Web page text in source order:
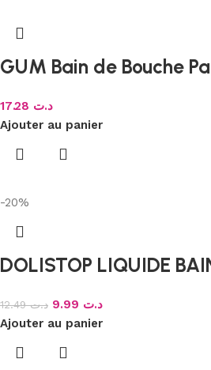
GUM Bain de Bouche
د.ت
Ajouter au panier
-20%
DOLISTOP LIQUIDE
د.ت12.49 د.ت
Ajouter au panier